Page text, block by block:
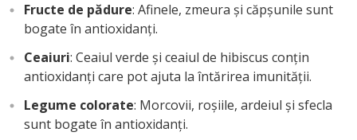
Fructe de pădure: Afinele, zmeura și căpșunile sunt
bogate în antioxidanți.
Ceaiuri: Ceaiul verde și ceaiul de hibiscus conțin
antioxidanți care pot ajuta la întărirea imunității.
Legume colorate: Morcovii, roșiile, ardeiul și sfecla
sunt bogate în antioxidanți.